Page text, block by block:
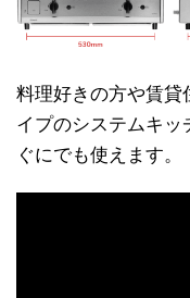
料理好きの方や賃貸
イプのシステムキッ
ぐにでも使えます。